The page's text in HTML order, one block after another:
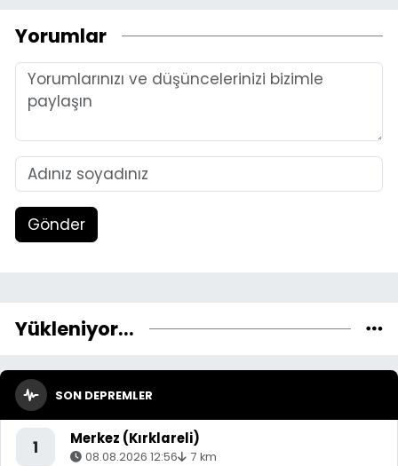
Yorumlar
Gönder
Yükleniyor...
SON DEPREMLER
1 Merkez (Kırklareli)
08.08.2026 12:56 7 km